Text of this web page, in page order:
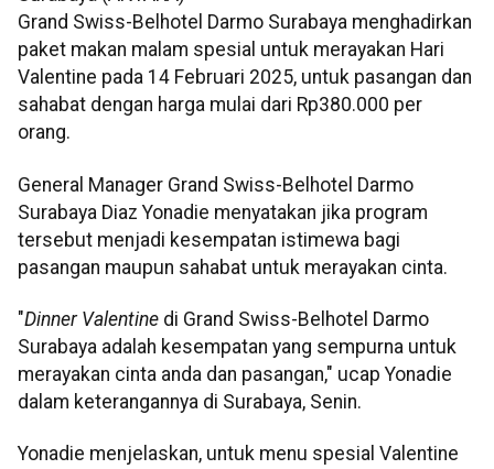
Grand Swiss-Belhotel Darmo Surabaya menghadirkan
paket makan malam spesial untuk merayakan Hari
Valentine pada 14 Februari 2025, untuk pasangan dan
sahabat dengan harga mulai dari Rp380.000 per
orang.
General Manager Grand Swiss-Belhotel Darmo
Surabaya Diaz Yonadie menyatakan jika program
tersebut menjadi kesempatan istimewa bagi
pasangan maupun sahabat untuk merayakan cinta.
"Dinner Valentine di Grand Swiss-Belhotel Darmo
Surabaya adalah kesempatan yang sempurna untuk
merayakan cinta anda dan pasangan," ucap Yonadie
dalam keterangannya di Surabaya, Senin.
Yonadie menjelaskan, untuk menu spesial Valentine